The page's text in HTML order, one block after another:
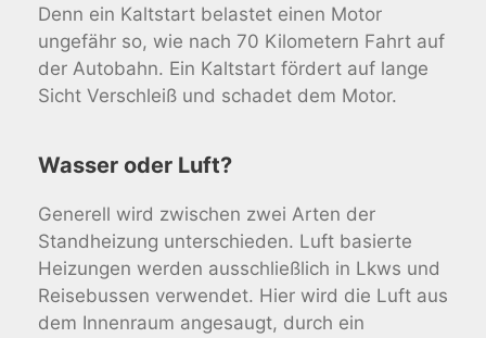
Denn ein Kaltstart belastet einen Motor
ungefähr so, wie nach 70 Kilometern Fahrt auf
der Autobahn. Ein Kaltstart fördert auf lange
Sicht Verschleiß und schadet dem Motor.
Wasser oder Luft?
Generell wird zwischen zwei Arten der
Standheizung unterschieden. Luft basierte
Heizungen werden ausschließlich in Lkws und
Reisebussen verwendet. Hier wird die Luft aus
dem Innenraum angesaugt, durch ein